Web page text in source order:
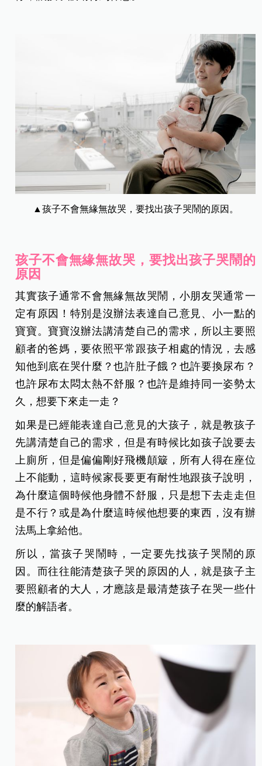
▲孩子不會無緣無故哭，要找出孩子哭鬧的原因。
孩子不會無緣無故哭，要找出孩子哭鬧的
原因
其實孩子通常不會無緣無故哭鬧，小朋友哭通常一
定有原因！特別是沒辦法表達自己意見、小一點的
寶寶。寶寶沒辦法講清楚自己的需求，所以主要照
顧者的爸媽，要依照平常跟孩子相處的情況，去感
知他到底在哭什麼？也許肚子餓？也許要換尿布？
也許尿布太悶太熱不舒服？也許是維持同一姿勢太
久，想要下來走一走？
如果是已經能表達自己意見的大孩子，就是教孩子
先講清楚自己的需求，但是有時候比如孩子說要去
上廁所，但是偏偏剛好飛機顛簸，所有人得在座位
上不能動，這時候家長要更有耐性地跟孩子說明，
為什麼這個時候他身體不舒服，只是想下去走走但
是不行？或是為什麼這時候他想要的東西，沒有辦
法馬上拿給他。
所以，當孩子哭鬧時，一定要先找孩子哭鬧的原
因。而往往能清楚孩子哭的原因的人，就是孩子主
要照顧者的大人，才應該是最清楚孩子在哭一些什
麼的解語者。